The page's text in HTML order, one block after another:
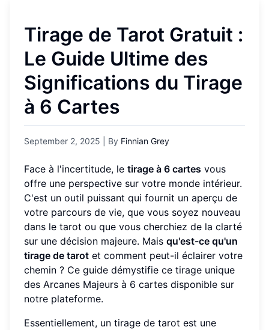
Tirage de Tarot Gratuit :
Le Guide Ultime des
Significations du Tirage
à 6 Cartes
September 2, 2025 | By Finnian Grey
Face à l'incertitude, le tirage à 6 cartes vous
offre une perspective sur votre monde intérieur.
C'est un outil puissant qui fournit un aperçu de
votre parcours de vie, que vous soyez nouveau
dans le tarot ou que vous cherchiez de la clarté
sur une décision majeure. Mais qu'est-ce qu'un
tirage de tarot et comment peut-il éclairer votre
chemin ? Ce guide démystifie ce tirage unique
des Arcanes Majeurs à 6 cartes disponible sur
notre plateforme.
Essentiellement, un tirage de tarot est une